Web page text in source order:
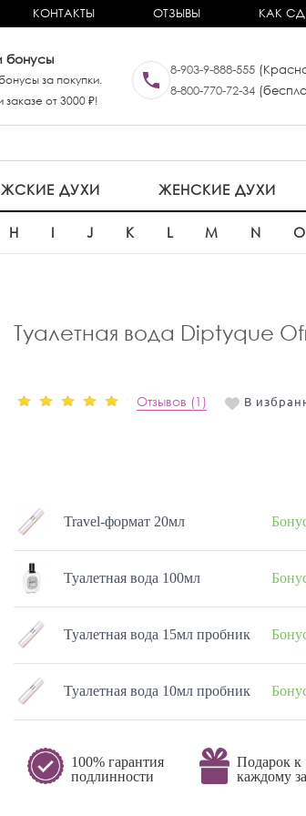
КОНТАКТЫ ОТЗЫВЫ КАК
бонусы
за покупки.
от 3000 ₽!
8-903-9-888-555
8-800-770-72-34
ДУХИ ЖЕНСКИЕ ДУХИ
H I J K L M N O
Туалетная вода Diptyque
Отзывов (1) В
Travel-формат 20мл
Туалетная вода 100мл
Туалетная вода 15мл пробник
Туалетная вода 10мл пробник
100% гарантия
подлинности
Подарок к
каждому